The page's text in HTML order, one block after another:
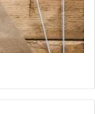
معجب بهذه: